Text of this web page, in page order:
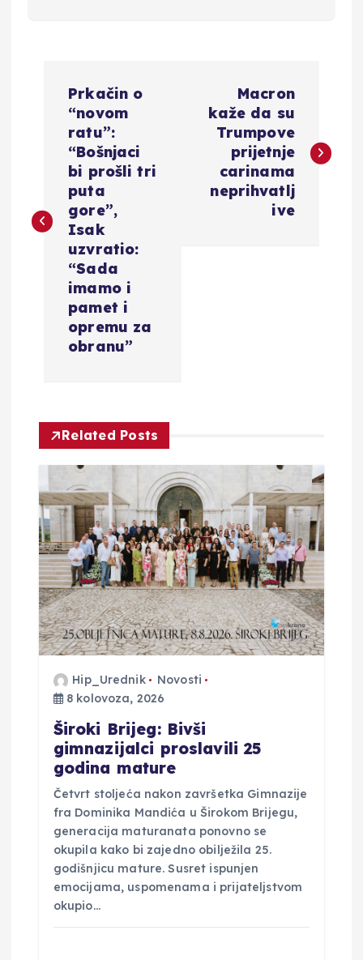
g
o
b
a
v
Prkačin o
“novom
ratu”:
“Bošnjaci
bi prošli tri
puta
gore”,
Isak
uzvratio:
“Sada
imamo i
pamet i
opremu za
obranu”
Macron
kaže da su
Trumpove
prijetnje
carinama
neprihvatlj
ive
Related Posts
Hip_Urednik
Novosti
8 kolovoza, 2026
Široki Brijeg: Bivši
gimnazijalci proslavili 25
godina mature
Četvrt stoljeća nakon završetka Gimnazije
fra Dominika Mandića u Širokom Brijegu,
generacija maturanata ponovno se
okupila kako bi zajedno obilježila 25.
godišnjicu mature. Susret ispunjen
emocijama, uspomenama i prijateljstvom
okupio…